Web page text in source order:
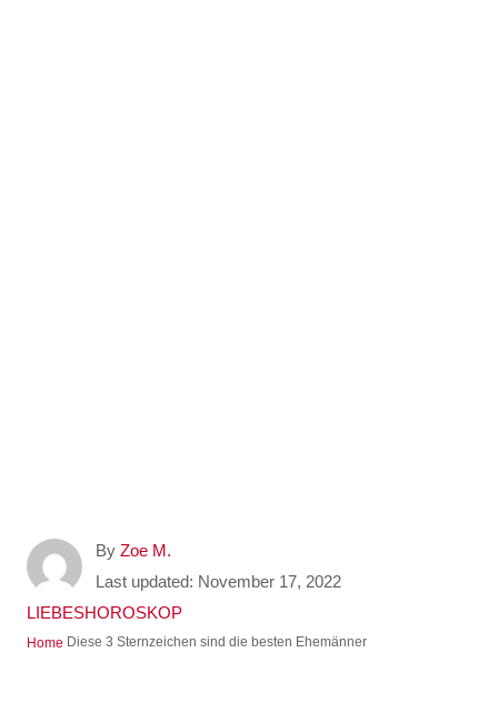
By A
u
o
Zoe M.
P
o
Last updated: November 17, 2022
C
a
LIEBESHOROSKOP
Home Diese 3 Sternzeichen sind die besten Ehemänner